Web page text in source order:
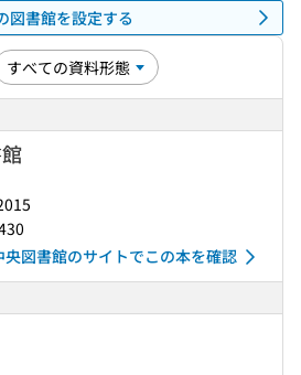
図書館を設定する
央図書館のサイトでこの本を確認